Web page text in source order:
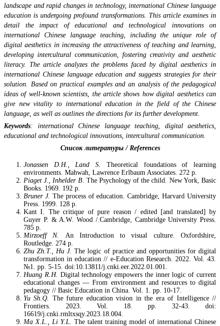
landscape and rapid changes in technology, international Chinese language
education is undergoing profound transformations. This article examines in
detail the impact of educational and technological innovations on
international Chinese language teaching, including the unique role of
digital aesthetics in increasing the attractiveness of teaching and learning,
developing intercultural communication, fostering creativity and aesthetic
literacy. The article analyzes the problems faced by digital aesthetics in
international Chinese language education and suggests strategies for their
solution. Based on practical examples and an analysis of the pedagogical
ideas of well-known scientists, the article shows how digital aesthetics can
give new vitality to international education in the field of the Chinese
language, as well as outlines the directions for its further development.
Keywords: international Chinese language teaching, digital aesthetics,
educational and technological innovations, intercultural communication.
Список литературы/ References
Jonassen D.H., Land S.
Theoretical foundations of learning
environments. Mahwah, Lawrence Erlbaum Associates. 272 p.
Piaget J., Inhelder B. The Psychology of the child. New York, Basic
Books. 1969. 192 p.
Bruner J. The process of education. Cambridge, Harvard University
Press. 1999. 128 p.
Kant I. The critique of pure reason / edited [and translated] by
Guyer P. & A.W. Wood /.Cambridge, Cambridge University Press.
785 p.
Mirzoeff N. An Introduction to visual culture. Oxfordshire,
Routledge. 274 p.
Zhu Zh.T., Hu J.The logic of practice and opportunities for digital
transformation in education // e-Education Research. 2022. Vol. 43.
№1. pp. 5-15. doi:10.13811/j.cnki.eer.2022.01.001.
Huang R.H. Digital technology empowers the inner logic of current
educational changes — From environment and resources to digital
pedagogy // Basic Education in China. Vol. 1. pp. 10-17.
Yu Sh.Q. The future education vision in the era of Intelligence //
Frontiers. 2023. Vol. 18. pp. 32-43. doi:
16619/j.cnki.rmltxsqy.2023.18.004.
Ma X.L., Li Y.L.
The talent training model of international Chinese